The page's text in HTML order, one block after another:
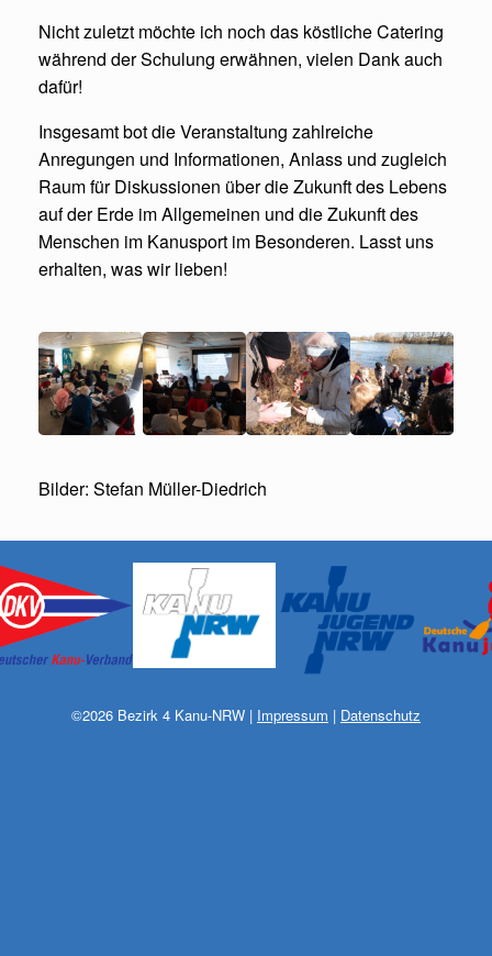
Nicht zuletzt möchte ich noch das köstliche Catering
während der Schulung erwähnen, vielen Dank auch
dafür!
Insgesamt bot die Veranstaltung zahlreiche
Anregungen und Informationen, Anlass und zugleich
Raum für Diskussionen über die Zukunft des Lebens
auf der Erde im Allgemeinen und die Zukunft des
Menschen im Kanusport im Besonderen. Lasst uns
erhalten, was wir lieben!
Bilder: Stefan Müller-Diedrich
©2026 Bezirk 4 Kanu-NRW | Impressum | Datenschutz